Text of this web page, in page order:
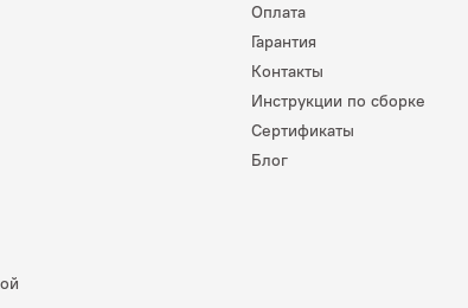
Оплата
Гарантия
Контакты
Инструкции по сборке
Сертификаты
Блог